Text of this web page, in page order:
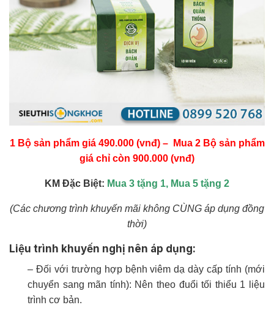
1 Bộ sản phẩm giá 490.000 (vnđ) – Mua 2 Bộ sản phẩm
giá chỉ còn 900.000 (vnđ)
KM Đặc Biệt: Mua 3 tặng 1, Mua 5 tặng 2
(Các chương trình khuyến mãi không CÙNG áp dụng đồng
thời)
Liệu trình khuyến nghị nên áp dụng:
– Đối với trường hợp bệnh viêm dạ dày cấp tính (mới
chuyển sang mãn tính): Nên theo đuổi tối thiểu 1 liệu
trình cơ bản.